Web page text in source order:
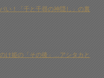
い！「千と千尋の神隠し」の裏
け姫の「その後」…アシタカと